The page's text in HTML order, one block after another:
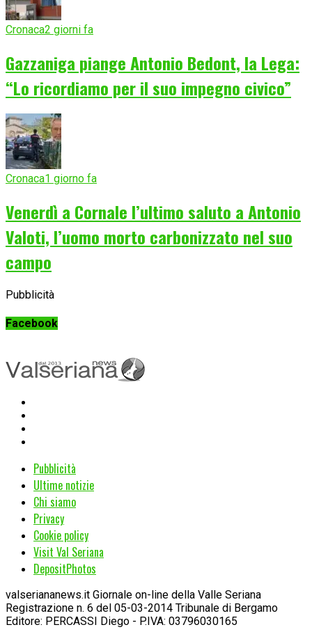
Cronaca2 giorni fa
Gazzaniga piange Antonio Bedont, la Lega:
“Lo ricordiamo per il suo impegno civico”
Cronaca1 giorno fa
Venerdì a Cornale l’ultimo saluto a Antonio
Valoti, l’uomo morto carbonizzato nel suo
campo
Pubblicità
Facebook
Pubblicità
Ultime notizie
Chi siamo
Privacy
Cookie policy
Visit Val Seriana
DepositPhotos
valseriananews.it Giornale on-line della Valle Seriana
Registrazione n. 6 del 05-03-2014 Tribunale di Bergamo
Editore: PERCASSI Diego - P.IVA: 03796030165